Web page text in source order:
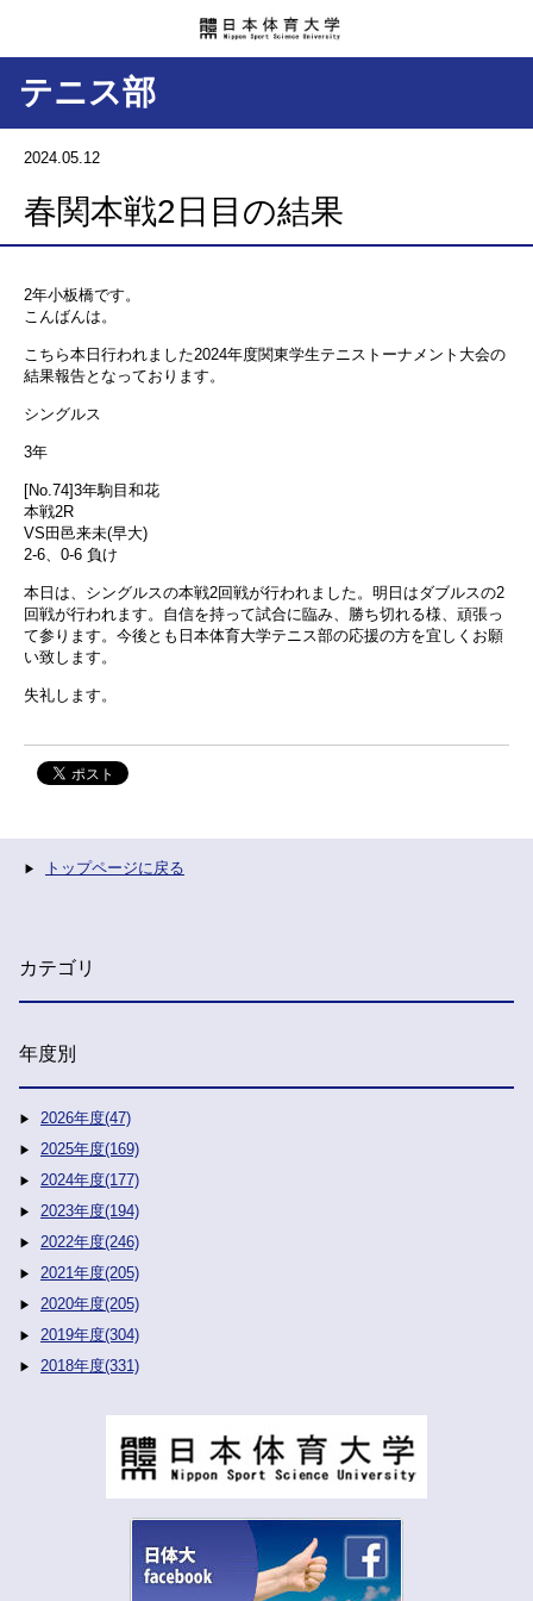
テニス部
2024.05.12
春関本戦2日目の結果
2年小板橋です。
こんばんは。
こちら本日行われました2024年度関東学生テニストーナメント大会の
結果報告となっております。
シングルス
3年
[No.74]3年駒目和花
本戦2R
VS田邑来未(早大)
2-6、0-6 負け
本日は、シングルスの本戦2回戦が行われました。明日はダブルスの2
回戦が行われます。自信を持って試合に臨み、勝ち切れる様、頑張っ
て参ります。今後とも日本体育大学テニス部の応援の方を宜しくお願
い致します。
失礼します。
トップページに戻る
カテゴリ
年度別
2026年度(47)
2025年度(169)
2024年度(177)
2023年度(194)
2022年度(246)
2021年度(205)
2020年度(205)
2019年度(304)
2018年度(331)